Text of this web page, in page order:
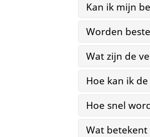
Kan ik mijn
Worden
Wat zijn de
Hoe kan ik
Hoe snel
Wat